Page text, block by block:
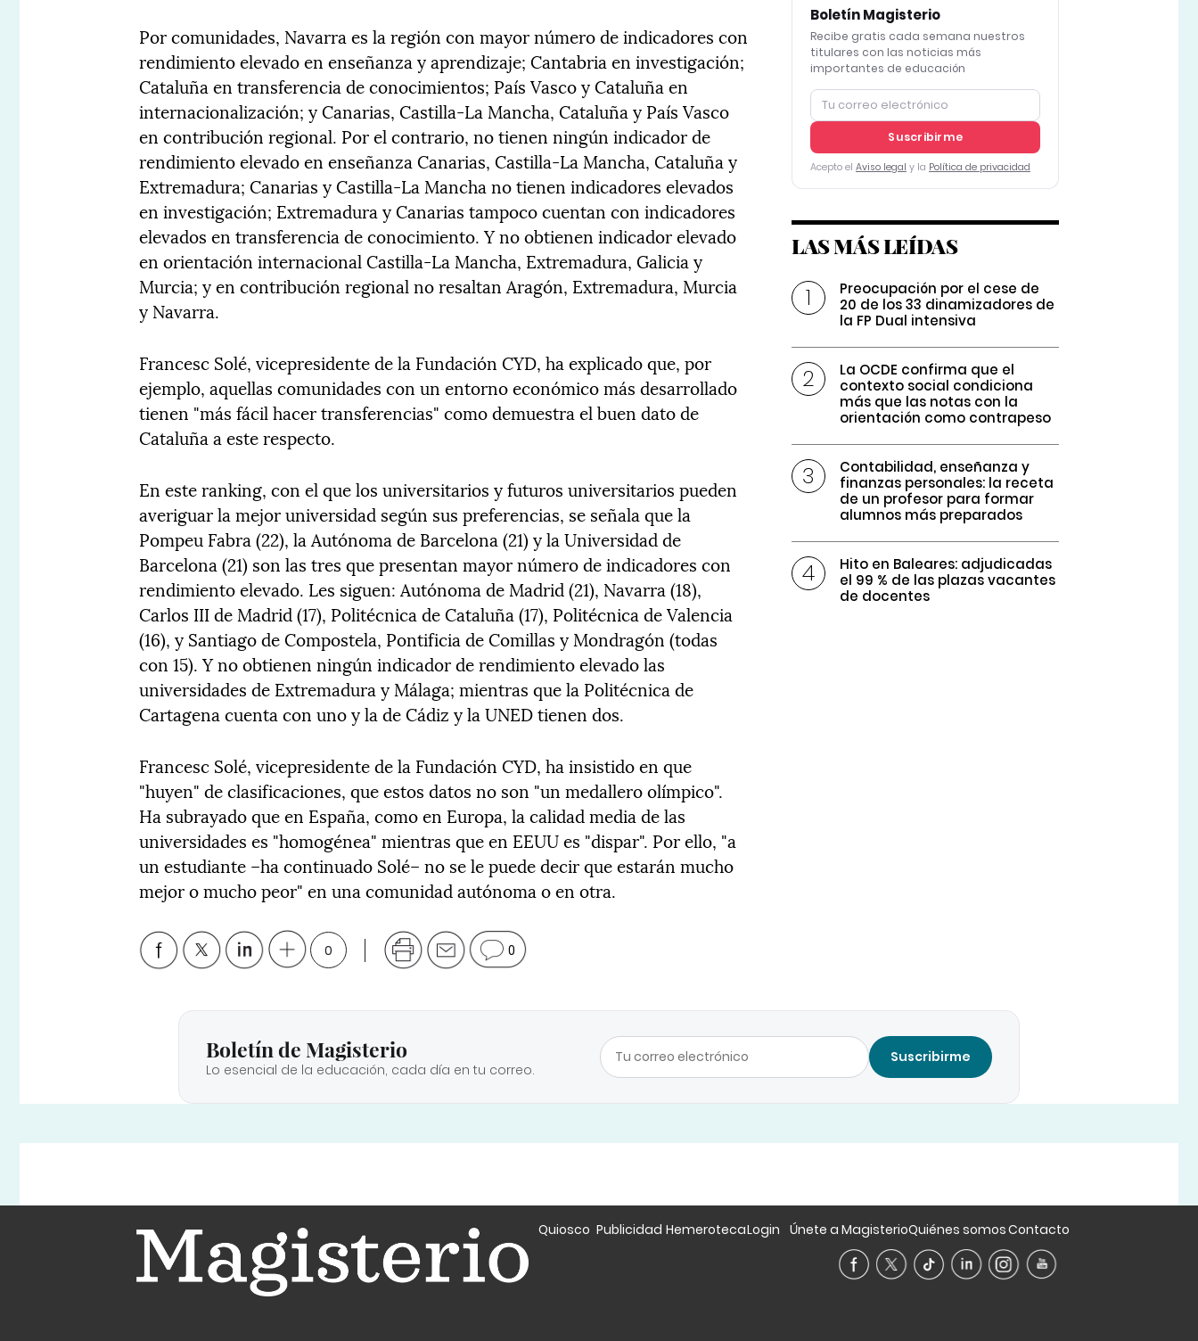
Por comunidades, Navarra es la región con mayor número de indicadores con
rendimiento elevado en enseñanza y aprendizaje; Cantabria en investigación;
Cataluña en transferencia de conocimientos; País Vasco y Cataluña en
internacionalización; y Canarias, Castilla-La Mancha, Cataluña y País Vasco
en contribución regional. Por el contrario, no tienen ningún indicador de
rendimiento elevado en enseñanza Canarias, Castilla-La Mancha, Cataluña y
Extremadura; Canarias y Castilla-La Mancha no tienen indicadores elevados
en investigación; Extremadura y Canarias tampoco cuentan con indicadores
elevados en transferencia de conocimiento. Y no obtienen indicador elevado
en orientación internacional Castilla-La Mancha, Extremadura, Galicia y
Murcia; y en contribución regional no resaltan Aragón, Extremadura, Murcia
y Navarra.
Francesc Solé, vicepresidente de la Fundación CYD, ha explicado que, por
ejemplo, aquellas comunidades con un entorno económico más desarrollado
tienen "más fácil hacer transferencias" como demuestra el buen dato de
Cataluña a este respecto.
En este ranking, con el que los universitarios y futuros universitarios pueden
averiguar la mejor universidad según sus preferencias, se señala que la
Pompeu Fabra (22), la Autónoma de Barcelona (21) y la Universidad de
Barcelona (21) son las tres que presentan mayor número de indicadores con
rendimiento elevado. Les siguen: Autónoma de Madrid (21), Navarra (18),
Carlos III de Madrid (17), Politécnica de Cataluña (17), Politécnica de Valencia
(16), y Santiago de Compostela, Pontificia de Comillas y Mondragón (todas
con 15). Y no obtienen ningún indicador de rendimiento elevado las
universidades de Extremadura y Málaga; mientras que la Politécnica de
Cartagena cuenta con uno y la de Cádiz y la UNED tienen dos.
Francesc Solé, vicepresidente de la Fundación CYD, ha insistido en que
"huyen" de clasificaciones, que estos datos no son "un medallero olímpico".
Ha subrayado que en España, como en Europa, la calidad media de las
universidades es "homogénea" mientras que en EEUU es "dispar". Por ello, "a
un estudiante –ha continuado Solé– no se le puede decir que estarán mucho
mejor o mucho peor" en una comunidad autónoma o en otra.
0 0
Boletín Magisterio
Recibe gratis cada semana nuestros
titulares con las noticias más
importantes de educación
Suscribirme
Acepto el Aviso legal y la Política de privacidad
LAS MÁS LEÍDAS
Preocupación por el cese de
20 de los 33 dinamizadores de
la FP Dual intensiva
La OCDE confirma que el
contexto social condiciona
más que las notas con la
orientación como contrapeso
Contabilidad, enseñanza y
finanzas personales: la receta
de un profesor para formar
alumnos más preparados
Hito en Baleares: adjudicadas
el 99 % de las plazas vacantes
de docentes
Boletín de Magisterio
Lo esencial de la educación, cada día en tu correo.
Suscribirme
Quiosco Publicidad HemerotecaLogin Únete a MagisterioQuiénes somosContacto